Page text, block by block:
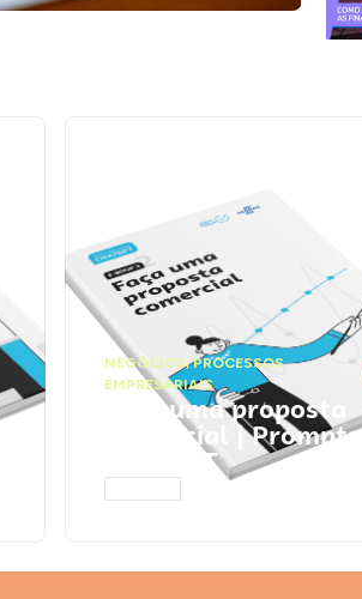
NEGÓCIOS,PROCESSOS
EMPRESARIAIS
Faça uma proposta
comercial | Prompts
ChatGPT